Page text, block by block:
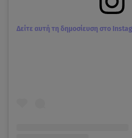
Δείτε αυτή τη δημοσίευση στο